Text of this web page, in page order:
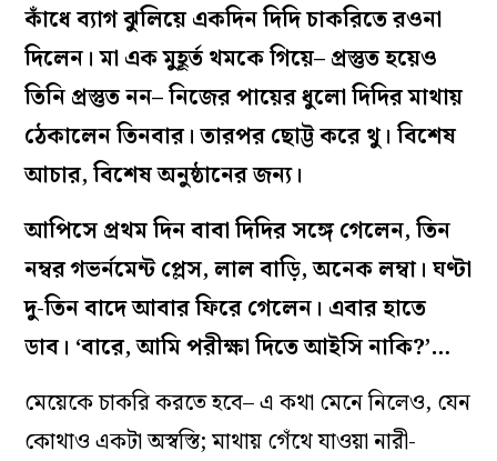
কাঁধে ব্যাগ ঝুলিয়ে একদিন দিদি চাকরিতে রওনা
দিলেন। মা এক মুহূর্ত থমকে গিয়ে– প্রস্তুত হয়েও
তিনি প্রস্তুত নন– নিজের পায়ের ধুলো দিদির মাথায়
ঠেকালেন তিনবার। তারপর ছোট্ট করে থু। বিশেষ
আচার, বিশেষ অনুষ্ঠানের জন্য।
আপিসে প্রথম দিন বাবা দিদির সঙ্গে গেলেন, তিন
নম্বর গভর্নমেন্ট প্লেস, লাল বাড়ি, অনেক লম্বা। ঘণ্টা
দু-তিন বাদে আবার ফিরে গেলেন। এবার হাতে
ডাব। ‘বারে, আমি পরীক্ষা দিতে আইসি নাকি?’…
মেয়েকে চাকরি করতে হবে– এ কথা মেনে নিলেও, যেন
কোথাও একটা অস্বস্তি; মাথায় গেঁথে যাওয়া নারী-